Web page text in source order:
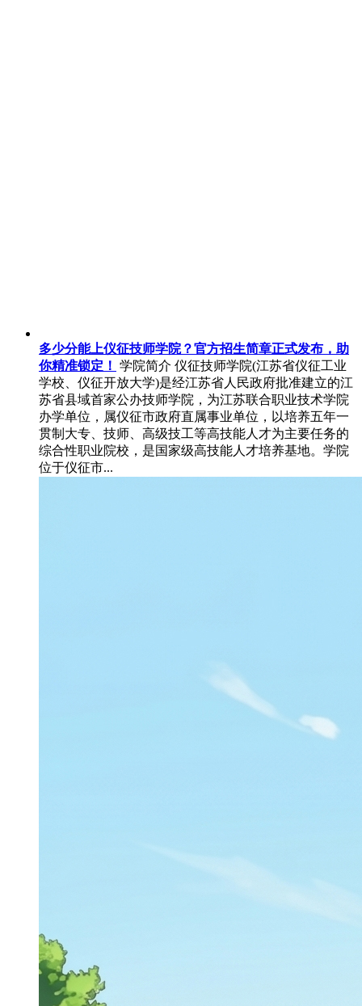
多少分能上仪征技师学院？官方招生简章正式发布，助
你精准锁定！ 学院简介 仪征技师学院(江苏省仪征工业
学校、仪征开放大学)是经江苏省人民政府批准建立的江
苏省县域首家公办技师学院，为江苏联合职业技术学院
办学单位，属仪征市政府直属事业单位，以培养五年一
贯制大专、技师、高级技工等高技能人才为主要任务的
综合性职业院校，是国家级高技能人才培养基地。学院
位于仪征市...